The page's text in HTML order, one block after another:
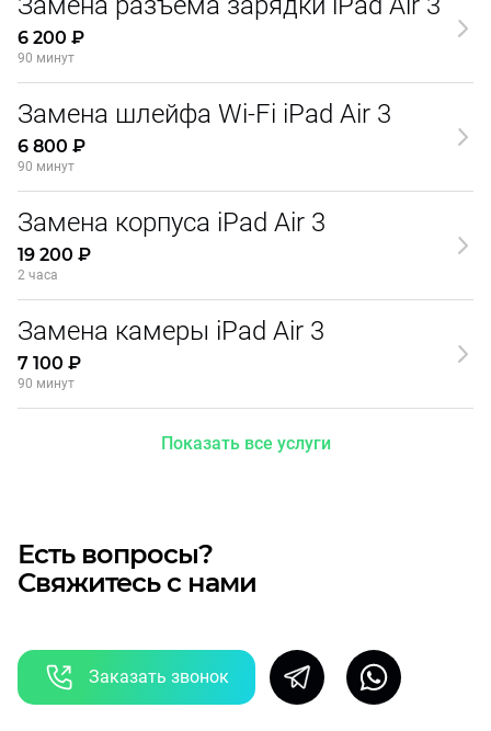
6 200 ₽
90 минут
Замена шлейфа Wi-Fi iPad Air 3
6 800 ₽
90 минут
Замена корпуса iPad Air 3
19 200 ₽
2 часа
Замена камеры iPad Air 3
7 100 ₽
90 минут
Показать все услуги
Есть вопросы?
Свяжитесь с нами
Заказать звонок